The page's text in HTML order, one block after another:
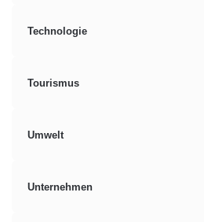
Technologie
Tourismus
Umwelt
Unternehmen